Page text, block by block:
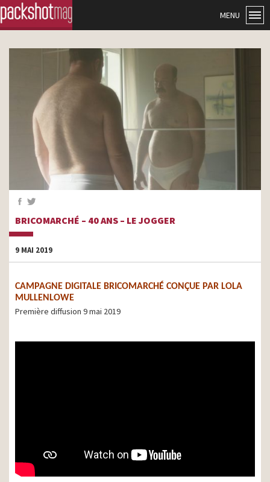
MENU
BRICOMARCHÉ – 40 ANS – LE JOGGER
9 MAI 2019
CAMPAGNE DIGITALE BRICOMARCHÉ CONÇUE PAR LOLA
MULLENLOWE
Première diffusion 9 mai 2019